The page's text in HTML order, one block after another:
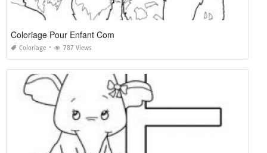
Coloriage Pour Enfant Com
Coloriage 787 Views